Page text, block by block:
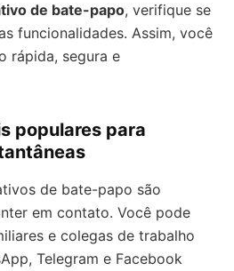
de bate-papo, verifique se
funcionalidades. Assim, você
rápida, segura e
populares para
de bate-papo são
em contato. Você pode
e colegas de trabalho
Telegram e Facebook